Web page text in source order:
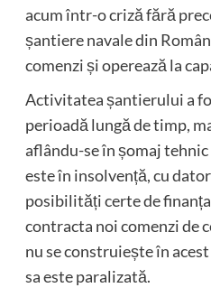
acum într-o criză fără
șantiere navale din
comenzi și operează la
Activitatea șantierului a
perioadă lungă de timp,
aflându-se în șomaj
este în insolvență, cu
posibilități certe de
contracta noi comenzi de
nu se construiește în
sa este paralizată.